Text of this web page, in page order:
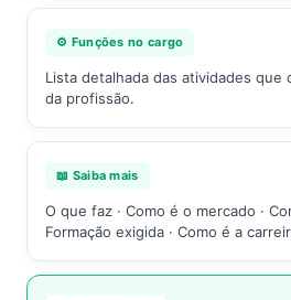
⚙️ Funções no cargo
Lista detalhada das atividades que
da profissão.
📖 Saiba mais
O que faz · Como é o mercado ·
Formação exigida · Como é a